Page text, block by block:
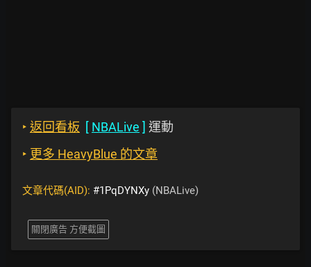
‣ 返回看板 [ NBALive ] 運動
‣ 更多 HeavyBlue 的文章
文章代碼(AID): #1PqDYNXy (NBALive)
關閉廣告 方便截圖